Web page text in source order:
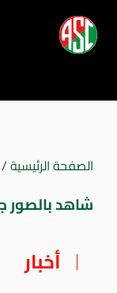
الصفحة الرئيسية/
شاهد بالصور
أخبار